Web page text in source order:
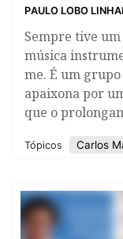
PAULO LOBO
​Sempre tive
música
me. É um
apaixona por
que o
Tópicos Carlos